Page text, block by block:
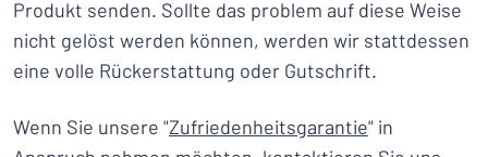
Produkt senden. Sollte das problem auf diese Weise
nicht gelöst werden können, werden wir stattdessen
eine volle Rückerstattung oder Gutschrift.
Wenn Sie unsere "Zufriedenheitsgarantie" in